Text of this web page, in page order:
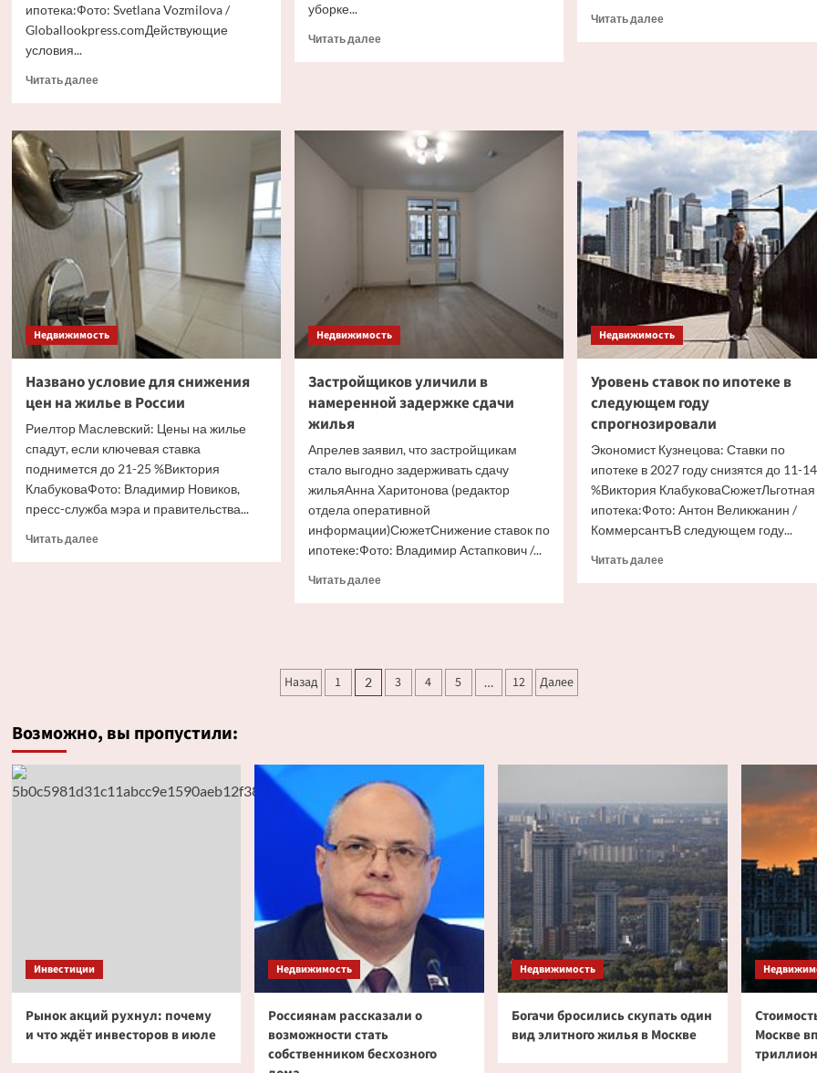
ипотека:Фото: Svetlana Vozmilova /
Globallookpress.comДействующие
условия...
Читать далееПрочитать
В
России
оставят
прежними
действующие
условия
по
семейной
ипотеке
уборке...
Читать далееПрочитать
одной
опасности
старом
сарае
Читать далееПрочитать
жильем
Недвижимость
Названо условие для снижения
цен на жилье в России
Риелтор Маслевский: Цены на жилье
спадут, если ключевая ставка
поднимется до 21-25 %Виктория
КлабуковаФото: Владимир Новиков,
пресс-служба мэра и правительства...
Читать далееПрочитать
России
Недвижимость
Застройщиков уличили в
намеренной задержке сдачи
жилья
Апрелев заявил, что застройщикам
стало выгодно задерживать сдачу
жильяАнна Харитонова (редактор
отдела оперативной
информации)СюжетСнижение ставок по
ипотеке:Фото: Владимир Астапкович /...
Читать далееПрочитать
намеренной
задержке
Недвижимость
Уровень ставок по ипотеке в
следующем году
спрогнозировали
Экономист Кузнецова: Ставки по
ипотеке в 2027 году снизятся до 11-14
%Виктория КлабуковаСюжетЛьготная
ипотека:Фото: Антон Великжанин /
КоммерсантъВ следующем году...
Читать далееПрочитать
Пагинация
Назад 1 2 3 4 5 … 12 Далее
Возможно, вы пропустили:
Инвестиции
Рынок акций рухнул: почему
и что ждёт инвесторов в июле
Недвижимость
Россиянам рассказали о
возможности стать
собственником бесхозного
Недвижимость
Богачи бросились скупать один
вид элитного жилья в Москве
Москве